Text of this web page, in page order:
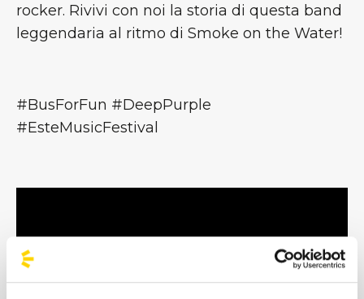
rocker. Rivivi con noi la storia di questa band
leggendaria al ritmo di Smoke on the Water!
#BusForFun #DeepPurple
#EsteMusicFestival